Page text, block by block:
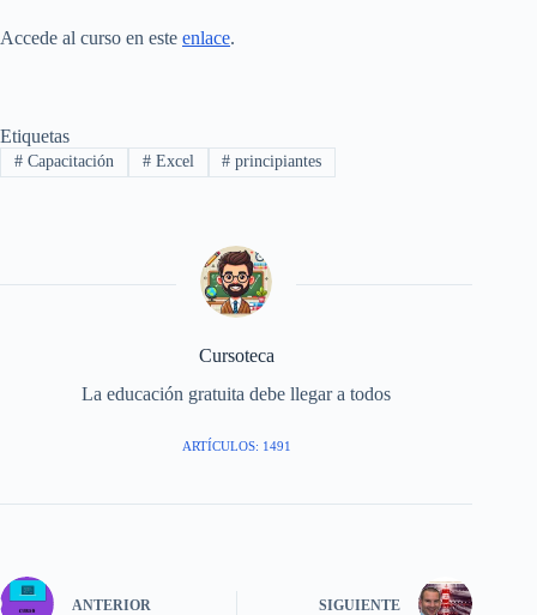
Accede al curso en este enlace.
Etiquetas
#Capacitación #Excel # principiantes
Cursoteca
La educación gratuita debe llegar a todos
ARTÍCULOS: 1491
ANTERIOR SIGUIENTE